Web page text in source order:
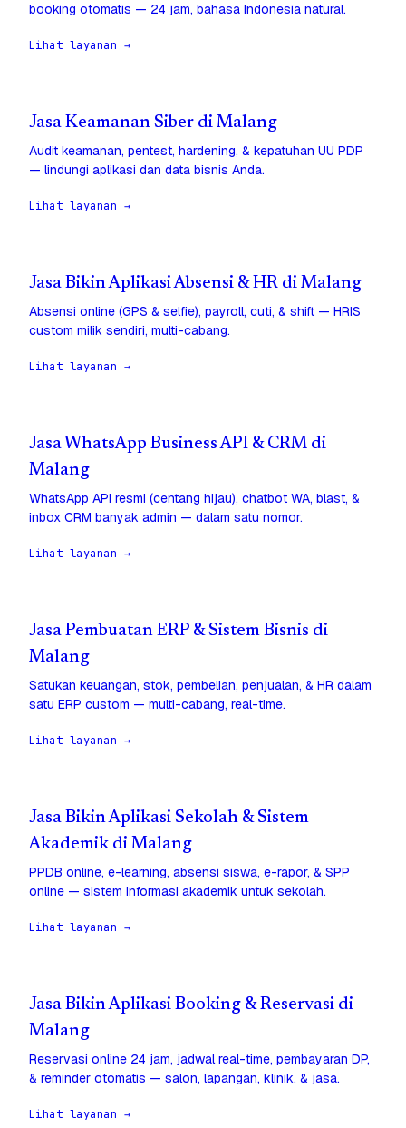
booking otomatis — 24 jam, bahasa Indonesia natural.
Lihat layanan →
Jasa Keamanan Siber di Malang
Audit keamanan, pentest, hardening, & kepatuhan UU PDP
— lindungi aplikasi dan data bisnis Anda.
Lihat layanan →
Jasa Bikin Aplikasi Absensi & HR di Malang
Absensi online (GPS & selfie), payroll, cuti, & shift — HRIS
custom milik sendiri, multi-cabang.
Lihat layanan →
Jasa WhatsApp Business API & CRM di
Malang
WhatsApp API resmi (centang hijau), chatbot WA, blast, &
inbox CRM banyak admin — dalam satu nomor.
Lihat layanan →
Jasa Pembuatan ERP & Sistem Bisnis di
Malang
Satukan keuangan, stok, pembelian, penjualan, & HR dalam
satu ERP custom — multi-cabang, real-time.
Lihat layanan →
Jasa Bikin Aplikasi Sekolah & Sistem
Akademik di Malang
PPDB online, e-learning, absensi siswa, e-rapor, & SPP
online — sistem informasi akademik untuk sekolah.
Lihat layanan →
Jasa Bikin Aplikasi Booking & Reservasi di
Malang
Reservasi online 24 jam, jadwal real-time, pembayaran DP,
& reminder otomatis — salon, lapangan, klinik, & jasa.
Lihat layanan →